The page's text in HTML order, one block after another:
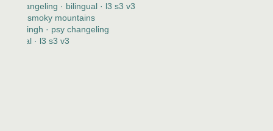
psy changeling · bilingual · l3 s3 v3
2123 · smoky mountains
nalini singh · psy changeling
bilingual · l3 s3 v3